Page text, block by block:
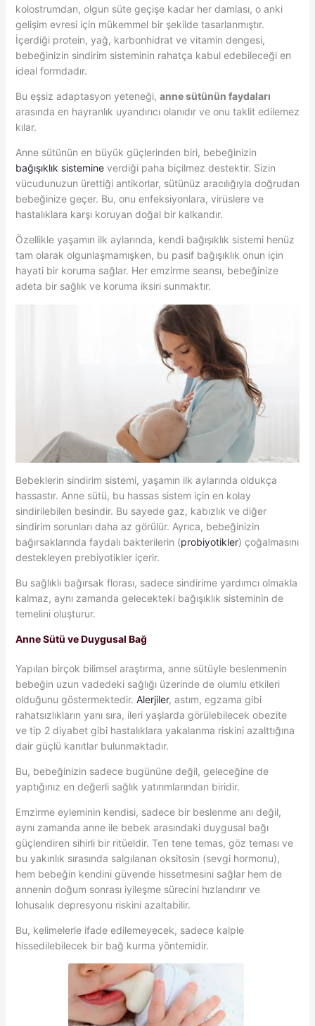
kolostrumdan, olgun süte geçişe kadar her damlası, o anki
gelişim evresi için mükemmel bir şekilde tasarlanmıştır.
İçerdiği protein, yağ, karbonhidrat ve vitamin dengesi,
bebeğinizin sindirim sisteminin rahatça kabul edebileceği en
ideal formdadır.
Bu eşsiz adaptasyon yeteneği, anne sütünün faydaları
arasında en hayranlık uyandırıcı olanıdır ve onu taklit edilemez
kılar.
Anne sütünün en büyük güçlerinden biri, bebeğinizin
bağışıklık sistemineverdiği paha biçilmez destektir. Sizin
vücudunuzun ürettiği antikorlar, sütünüz aracılığıyla doğrudan
bebeğinize geçer. Bu, onu enfeksiyonlara, virüslere ve
hastalıklara karşı koruyan doğal bir kalkandır.
Özellikle yaşamın ilk aylarında, kendi bağışıklık sistemi henüz
tam olarak olgunlaşmamışken, bu pasif bağışıklık onun için
hayati bir koruma sağlar. Her emzirme seansı, bebeğinize
adeta bir sağlık ve koruma iksiri sunmaktır.
Bebeklerin sindirim sistemi, yaşamın ilk aylarında oldukça
hassastır. Anne sütü, bu hassas sistem için en kolay
sindirilebilen besindir. Bu sayede gaz, kabızlık ve diğer
sindirim sorunları daha az görülür. Ayrıca, bebeğinizin
bağırsaklarında faydalı bakterilerin (probiyotikler) çoğalmasını
destekleyen prebiyotikler içerir.
Bu sağlıklı bağırsak florası, sadece sindirime yardımcı olmakla
kalmaz, aynı zamanda gelecekteki bağışıklık sisteminin de
temelini oluşturur.
Anne Sütü ve Duygusal Bağ
Yapılan birçok bilimsel araştırma, anne sütüyle beslenmenin
bebeğin uzun vadedeki sağlığı üzerinde de olumlu etkileri
olduğunu göstermektedir. Alerjiler, astım, egzama gibi
rahatsızlıkların yanı sıra, ileri yaşlarda görülebilecek obezite
ve tip 2 diyabet gibi hastalıklara yakalanma riskini azalttığına
dair güçlü kanıtlar bulunmaktadır.
Bu, bebeğinizin sadece bugününe değil, geleceğine de
yaptığınız en değerli sağlık yatırımlarından biridir.
Emzirme eyleminin kendisi, sadece bir beslenme anı değil,
aynı zamanda anne ile bebek arasındaki duygusal bağı
güçlendiren sihirli bir ritüeldir. Ten tene temas, göz teması ve
bu yakınlık sırasında salgılanan oksitosin (sevgi hormonu),
hem bebeğin kendini güvende hissetmesini sağlar hem de
annenin doğum sonrası iyileşme sürecini hızlandırır ve
lohusalık depresyonu riskini azaltabilir.
Bu, kelimelerle ifade edilemeyecek, sadece kalple
hissedilebilecek bir bağ kurma yöntemidir.